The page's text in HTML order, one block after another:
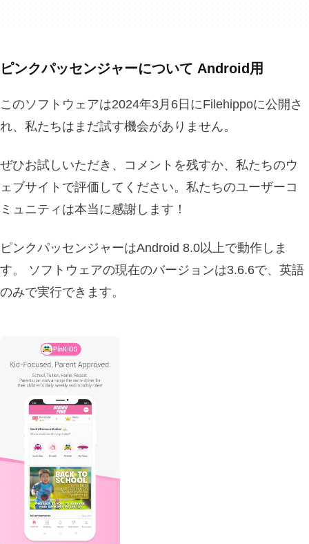
ピンクパッセンジャーについて Android用
このソフトウェアは2024年3月6日にFilehippoに公開さ
れ、私たちはまだ試す機会がありません。
ぜひお試しいただき、コメントを残すか、私たちのウ
ェブサイトで評価してください。私たちのユーザーコ
ミュニティは本当に感謝します！
ピンクパッセンジャーはAndroid 8.0以上で動作しま
す。 ソフトウェアの現在のバージョンは3.6.6で、英語
のみで実行できます。